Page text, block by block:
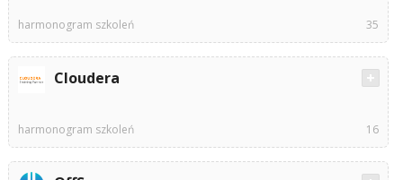
harmonogram szkoleń 35
Cloudera
harmonogram szkoleń 16